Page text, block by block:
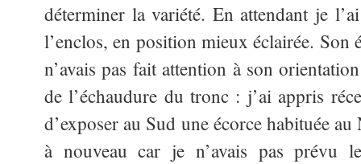
déterminer la variété. En attendant je
l’enclos, en position mieux éclairée. Son
n’avais pas fait attention à son
de l’échaudure du tronc : j’ai appris
d’exposer au Sud une écorce habituée
à nouveau car je n’avais pas prévu